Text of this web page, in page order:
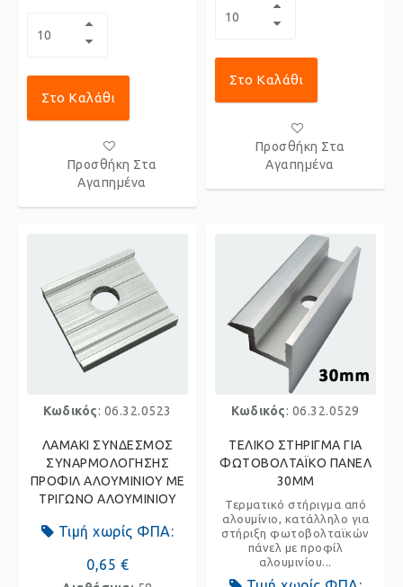
Στο Καλάθι
Προσθήκη Στα
Αγαπημένα
Στο Καλάθι
Προσθήκη Στα
Αγαπημένα
Κωδικός: 06.32.0523
ΛΑΜΑΚΙ ΣΥΝΔΕΣΜΟΣ
ΣΥΝΑΡΜΟΛΟΓΗΣΗΣ
ΠΡΟΦΙΛ ΑΛΟΥΜΙΝΙΟΥ ΜΕ
ΤΡΙΓΩΝΟ ΑΛΟΥΜΙΝΙΟΥ
Τιμή χωρίς ΦΠΑ:
0,65 €
Κωδικός: 06.32.0529
ΤΕΛΙΚΟ ΣΤΗΡΙΓΜΑ ΓΙΑ
ΦΩΤΟΒΟΛΤΑΪΚΟ ΠΑΝΕΛ
30MM
Τερματικό στήριγμα από
αλουμίνιο, κατάλληλο για
στήριξη φωτοβολταϊκών
πάνελ με προφίλ
αλουμινίου...